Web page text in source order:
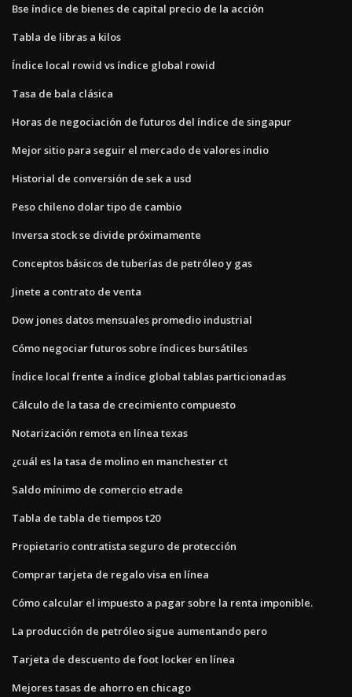
Bse índice de bienes de capital precio de la acción
Tabla de libras a kilos
Índice local rowid vs índice global rowid
Tasa de bala clásica
Horas de negociación de futuros del índice de singapur
Mejor sitio para seguir el mercado de valores indio
Historial de conversión de sek a usd
Peso chileno dolar tipo de cambio
Inversa stock se divide próximamente
Conceptos básicos de tuberías de petróleo y gas
Jinete a contrato de venta
Dow jones datos mensuales promedio industrial
Cómo negociar futuros sobre índices bursátiles
Índice local frente a índice global tablas particionadas
Cálculo de la tasa de crecimiento compuesto
Notarización remota en línea texas
¿cuál es la tasa de molino en manchester ct
Saldo mínimo de comercio etrade
Tabla de tabla de tiempos t20
Propietario contratista seguro de protección
Comprar tarjeta de regalo visa en línea
Cómo calcular el impuesto a pagar sobre la renta imponible.
La producción de petróleo sigue aumentando pero
Tarjeta de descuento de foot locker en línea
Mejores tasas de ahorro en chicago